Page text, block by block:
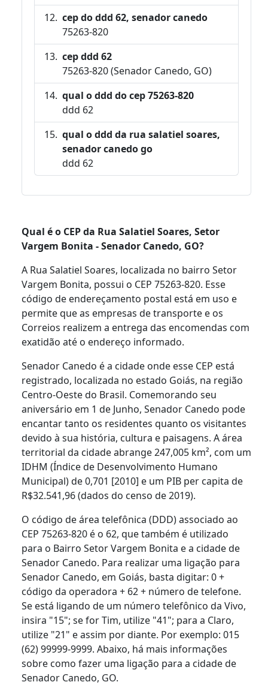
cep do ddd 62, senador canedo
75263-820
cep ddd 62
75263-820 (Senador Canedo, GO)
qual o ddd do cep 75263-820
ddd 62
qual o ddd da rua salatiel soares,
senador canedo go
ddd 62
Qual é o CEP da Rua Salatiel Soares, Setor
Vargem Bonita - Senador Canedo, GO?
A Rua Salatiel Soares, localizada no bairro Setor
Vargem Bonita, possui o CEP 75263-820. Esse
código de endereçamento postal está em uso e
permite que as empresas de transporte e os
Correios realizem a entrega das encomendas com
exatidão até o endereço informado.
Senador Canedo é a cidade onde esse CEP está
registrado, localizada no estado Goiás, na região
Centro-Oeste do Brasil. Comemorando seu
aniversário em 1 de Junho, Senador Canedo pode
encantar tanto os residentes quanto os visitantes
devido à sua história, cultura e paisagens. A área
territorial da cidade abrange 247,005 km², com um
IDHM (Índice de Desenvolvimento Humano
Municipal) de 0,701 [2010] e um PIB per capita de
R$32.541,96 (dados do censo de 2019).
O código de área telefônica (DDD) associado ao
CEP 75263-820 é o 62, que também é utilizado
para o Bairro Setor Vargem Bonita e a cidade de
Senador Canedo. Para realizar uma ligação para
Senador Canedo, em Goiás, basta digitar: 0 +
código da operadora + 62 + número de telefone.
Se está ligando de um número telefônico da Vivo,
insira "15"; se for Tim, utilize "41"; para a Claro,
utilize "21" e assim por diante. Por exemplo: 015
(62) 99999-9999. Abaixo, há mais informações
sobre como fazer uma ligação para a cidade de
Senador Canedo, GO.